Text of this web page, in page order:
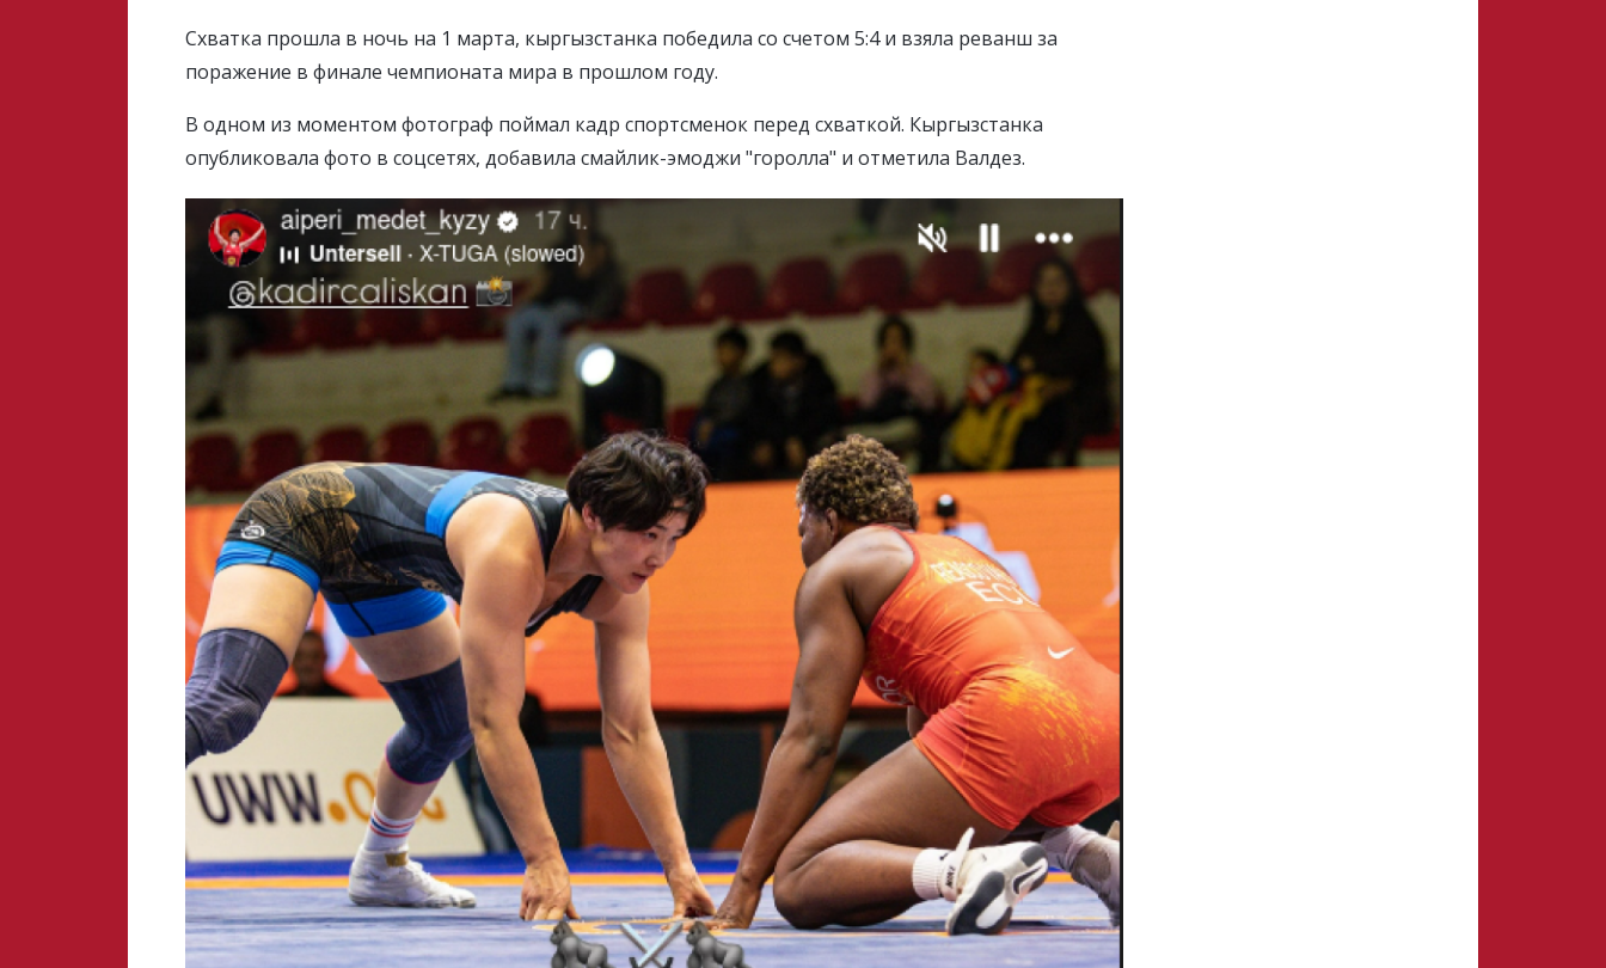
Схватка прошла в ночь на 1 марта, кыргызстанка победила со счетом 5:4 и взяла реванш за
поражение в финале чемпионата мира в прошлом году.
В одном из моментом фотограф поймал кадр спортсменок перед схваткой. Кыргызстанка
опубликовала фото в соцсетях, добавила смайлик-эмоджи "горолла" и отметила Валдез.